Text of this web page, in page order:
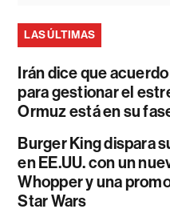
LAS ÚLTIMAS
Irán dice que
para gestionar el
Ormuz está en su
Burger King dispara
en EE.UU. con un
Whopper y una
Star Wars